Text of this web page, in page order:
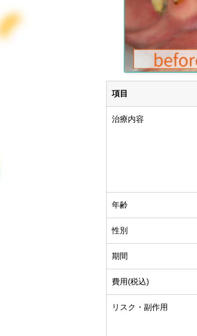
項目
治療内容
年齢
性別
期間
費用(税込)
リスク・副作用